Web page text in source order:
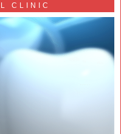
CLINIC